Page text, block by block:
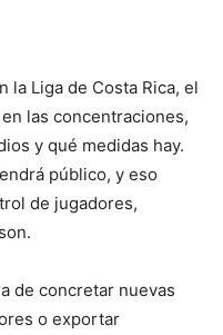
la Liga de Costa Rica, el
las concentraciones,
y qué medidas hay.
público, y eso
de jugadores,
de concretar nuevas
o exportar